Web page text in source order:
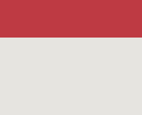
Artikel